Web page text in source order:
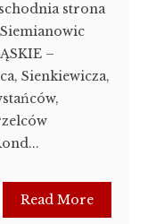
strona
–
Sienkiewicza,
Read More